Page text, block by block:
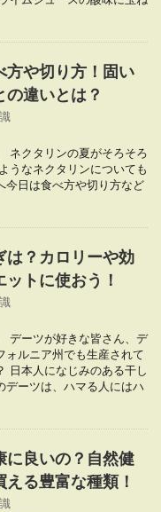
方や切り方！固い
の違いとは？
ネクタリンの夏がそろそろ
うなネクタリンについても
今日は食べ方や切り方など
は？カロリーや効
トに使おう！
デーツが好きな皆さん、デ
ォルニア州でも生産されて
日本人になじみのある干し
デーツは、ハマる人にはハ
に良いの？自然健
る豊富な種類！